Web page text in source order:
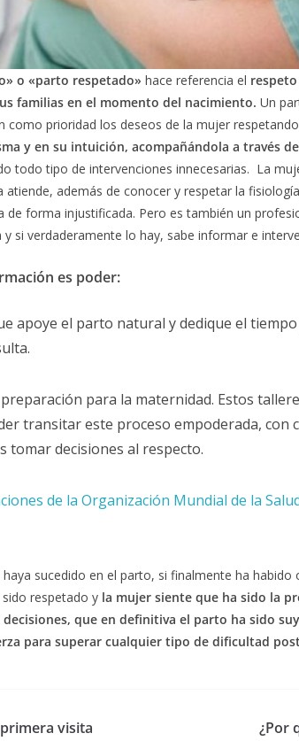
o «parto respetado» hace referencia el
familias en el momento del nacimiento. Un
como prioridad los deseos de la mujer
y en su intuición, acompañándola a través
todo tipo de intervenciones innecesarias. La
atiende, además de conocer y respetar la
de forma injustificada. Pero es también un
si verdaderamente lo hay, sabe informar e
es poder:
apoye el parto natural y dedique el
para la maternidad. Estos
transitar este proceso empoderada, con
tomar decisiones al respecto.
de la Organización Mundial de la
sucedido en el parto, si finalmente ha habido
respetado y la mujer siente que ha sido la
que en definitiva el parto ha sido
para superar cualquier tipo de dificultad
visita
¿Por